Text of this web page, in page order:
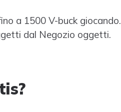
a 1500 V-buck giocando.
dal Negozio oggetti.